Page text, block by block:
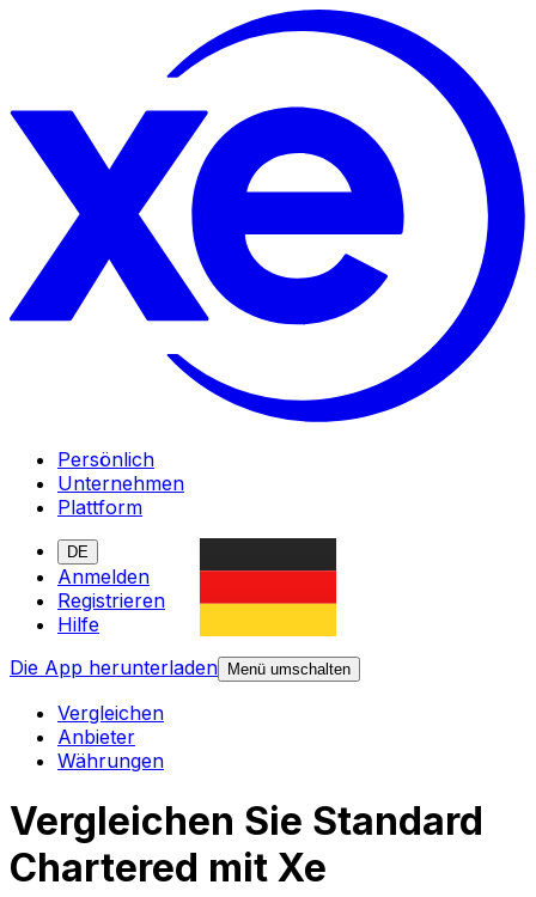
Persönlich
Unternehmen
Plattform
DE
Anmelden
Registrieren
Hilfe
Die App herunterladen
Menü umschalten
Vergleichen
Anbieter
Währungen
Vergleichen Sie Standard
Chartered mit Xe